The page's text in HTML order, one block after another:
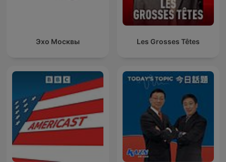
Эхо Москвы Les Grosses Têtes